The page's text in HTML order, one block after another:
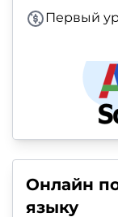
Первый
Онлайн
языку